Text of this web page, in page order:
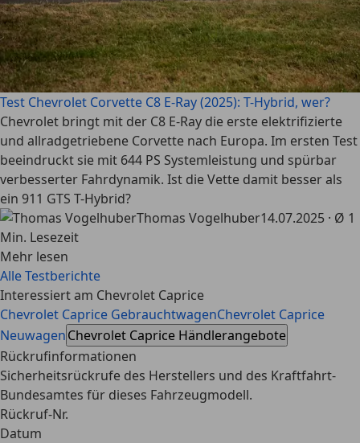
Test Chevrolet Corvette C8 E-Ray (2025): T-Hybrid, wer?
Chevrolet bringt mit der C8 E-Ray die erste elektrifizierte
und allradgetriebene Corvette nach Europa. Im ersten Test
beeindruckt sie mit 644 PS Systemleistung und spürbar
verbesserter Fahrdynamik. Ist die Vette damit besser als
ein 911 GTS T-Hybrid?
Thomas Vogelhuber14.07.2025 · Ø 1
Min. Lesezeit
Mehr lesen
Alle Testberichte
Interessiert am Chevrolet Caprice
Chevrolet Caprice GebrauchtwagenChevrolet Caprice
NeuwagenChevrolet Caprice Händlerangebote
Rückrufinformationen
Sicherheitsrückrufe des Herstellers und des Kraftfahrt-
Bundesamtes für dieses Fahrzeugmodell.
Rückruf-Nr.
Datum